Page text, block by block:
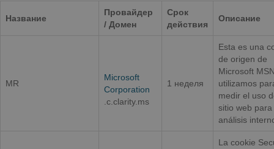
Название
Провайдер
/ Домен
Срок
действия
Описание
MR
Microsoft
Corporation
.c.clarity.ms
1 неделя
Esta es una
de origen de
Microsoft
utilizamos
medir el uso
sitio web para
análisis
La cookie